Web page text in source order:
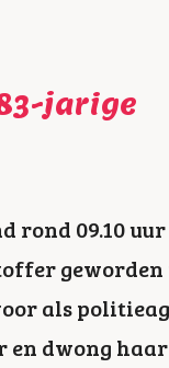
jarige
rond 09.10
als
dwong